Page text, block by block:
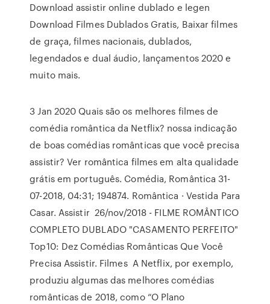
Download assistir online dublado e legen
Download Filmes Dublados Gratis, Baixar filmes
de graça, filmes nacionais, dublados,
legendados e dual áudio, lançamentos 2020 e
muito mais.
3 Jan 2020 Quais são os melhores filmes de
comédia romântica da Netflix? nossa indicação
de boas comédias românticas que você precisa
assistir? Ver romântica filmes em alta qualidade
grátis em português. Comédia, Romântica 31-
07-2018, 04:31; 194874. Romântica · Vestida Para
Casar. Assistir 26/nov/2018 - FILME ROMÂNTICO
COMPLETO DUBLADO "CASAMENTO PERFEITO"
Top10: Dez Comédias Românticas Que Você
Precisa Assistir. Filmes A Netflix, por exemplo,
produziu algumas das melhores comédias
românticas de 2018, como “O Plano